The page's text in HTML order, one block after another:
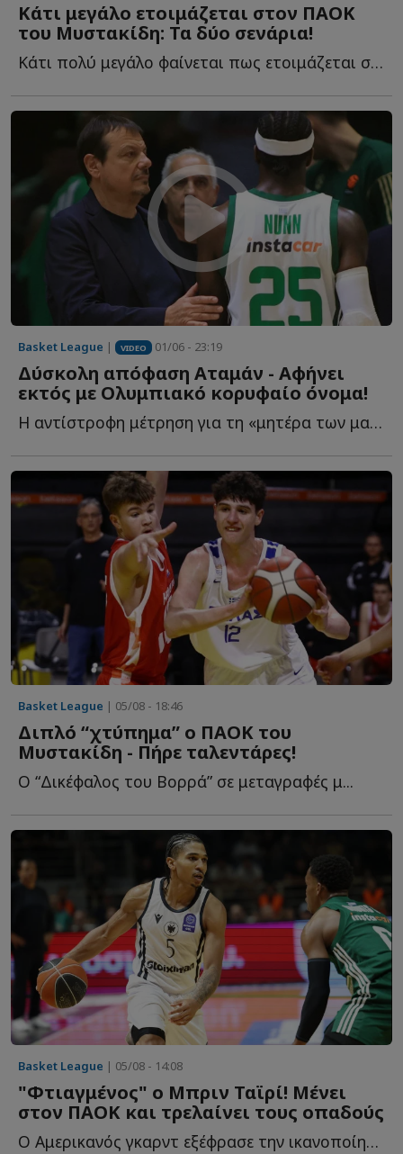
Κάτι μεγάλο ετοιμάζεται στον ΠΑΟΚ
του Μυστακίδη: Τα δύο σενάρια!
Κάτι πολύ μεγάλο φαίνεται πως ετοιμάζεται στον ΠΑΟΚ τ...
Basket League | VIDEO 01/06 - 23:19
Δύσκολη απόφαση Αταμάν - Αφήνει
εκτός με Ολυμπιακό κορυφαίο όνομα!
Η αντίστροφη μέτρηση για τη «μητέρα των μαχών» έχει ξ...
Basket League | 05/08 - 18:46
Διπλό “χτύπημα” ο ΠΑΟΚ του
Μυστακίδη - Πήρε ταλεντάρες!
Ο “Δικέφαλος του Βορρά” σε μεταγραφές μ...
Basket League | 05/08 - 14:08
"Φτιαγμένος" ο Μπριν Ταϊρί! Μένει
στον ΠΑΟΚ και τρελαίνει τους οπαδούς
Ο Αμερικανός γκαρντ εξέφρασε την ικανοποίησή του για τ...